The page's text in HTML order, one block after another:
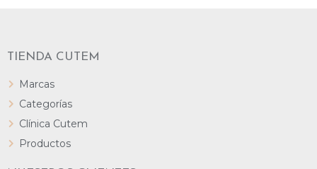
TIENDA CUTEM
Marcas
Categorías
Clínica Cutem
Productos